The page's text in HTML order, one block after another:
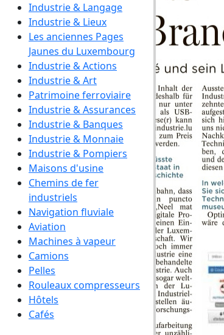
Industrie & Langage
Industrie & Lieux
Les anciennes Pages
Jaunes du Luxembourg
Industrie & Actions
Industrie & Art
Patrimoine ferroviaire
Industrie & Assurances
Industrie & Banques
Industrie & Monnaie
Industrie & Pompiers
Maisons d'usine
Chemins de fer
industriels
Navigation fluviale
Aviation
Machines à vapeur
Camions
Pelles
Rouleaux compresseurs
Hôtels
Cafés